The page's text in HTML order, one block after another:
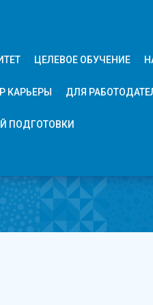
ЦЕЛЕВОЕ ОБУЧЕНИЕ
КАРЬЕРЫ ДЛЯ
ПОДГОТОВКИ